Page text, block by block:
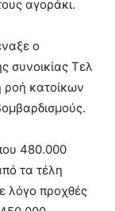
αγοράκι.
ο
συνοικίας Τελ
κατοίκων
480.000
τα τέλη
λόγο προχθές